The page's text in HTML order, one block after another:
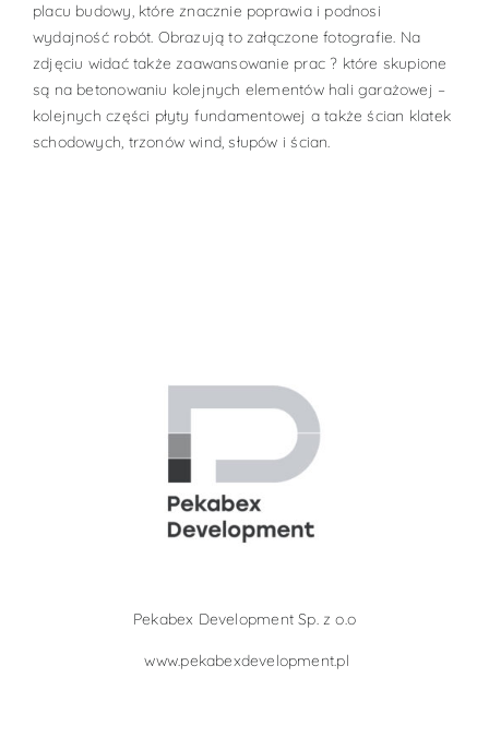
placu budowy, które znacznie poprawia i podnosi
wydajność robót. Obrazują to załączone fotografie. Na
zdjęciu widać także zaawansowanie prac ? które skupione
są na betonowaniu kolejnych elementów hali garażowej –
kolejnych części płyty fundamentowej a także ścian klatek
schodowych, trzonów wind, słupów i ścian.
Pekabex Development Sp. z o.o
www.pekabexdevelopment.pl